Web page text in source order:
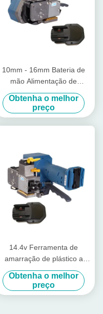
10mm - 16mm Bateria de
mão Alimentação de
ferramenta de fixação de
plástico sem vedação sem
fio manual de paletes
Obtenha o melhor
preço
14.4v Ferramenta de
amarração de plástico a
bateria por atrito Ferramenta
de amarração de mão de
potência de solda
Obtenha o melhor
preço